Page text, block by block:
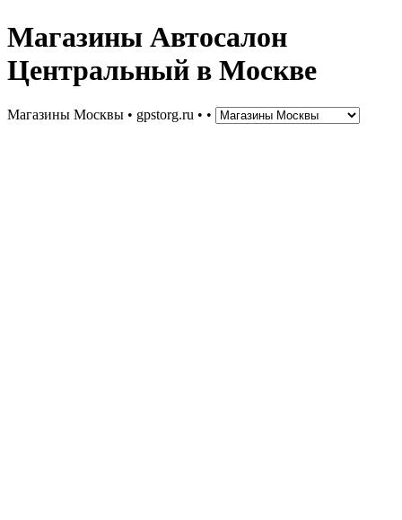
Магазины Автосалон
Центральный в Москве
Магазины Москвы • gpstorg.ru • •